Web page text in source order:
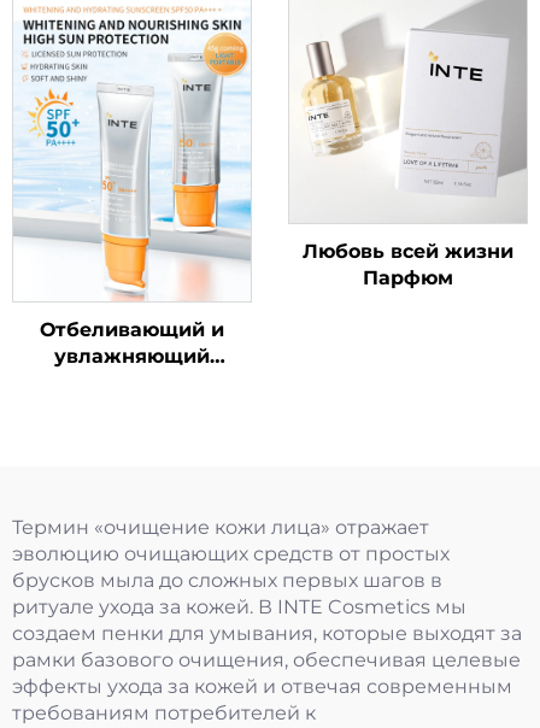
Отбеливающий и
увлажняющий
Любовь всей жизни
Парфюм
Термин «очищение кожи лица» отражает
эволюцию очищающих средств от простых
брусков мыла до сложных первых шагов в
ритуале ухода за кожей. В INTE Cosmetics мы
создаем пенки для умывания, которые выходят за
рамки базового очищения, обеспечивая целевые
эффекты ухода за кожей и отвечая современным
требованиям потребителей к